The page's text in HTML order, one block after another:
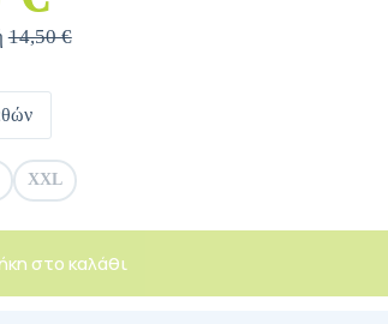
14,50 €
XXL
στο καλάθι